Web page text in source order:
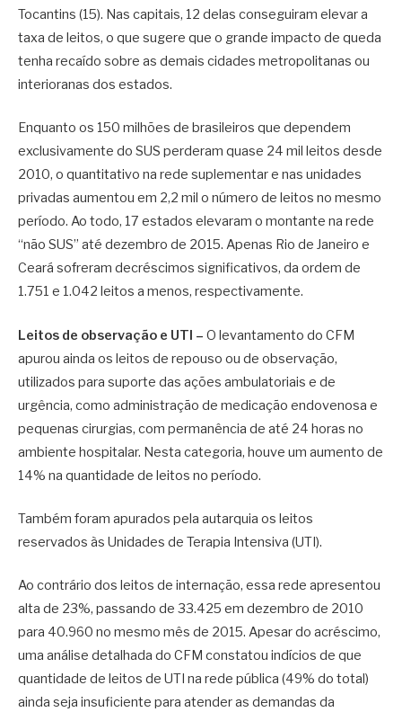
Tocantins (15). Nas capitais, 12 delas conseguiram elevar a
taxa de leitos, o que sugere que o grande impacto de queda
tenha recaído sobre as demais cidades metropolitanas ou
interioranas dos estados.
Enquanto os 150 milhões de brasileiros que dependem
exclusivamente do SUS perderam quase 24 mil leitos desde
2010, o quantitativo na rede suplementar e nas unidades
privadas aumentou em 2,2 mil o número de leitos no mesmo
período. Ao todo, 17 estados elevaram o montante na rede
“não SUS” até dezembro de 2015. Apenas Rio de Janeiro e
Ceará sofreram decréscimos significativos, da ordem de
1.751 e 1.042 leitos a menos, respectivamente.
Leitos de observação e UTI – O levantamento do CFM
apurou ainda os leitos de repouso ou de observação,
utilizados para suporte das ações ambulatoriais e de
urgência, como administração de medicação endovenosa e
pequenas cirurgias, com permanência de até 24 horas no
ambiente hospitalar. Nesta categoria, houve um aumento de
14% na quantidade de leitos no período.
Também foram apurados pela autarquia os leitos
reservados às Unidades de Terapia Intensiva (UTI).
Ao contrário dos leitos de internação, essa rede apresentou
alta de 23%, passando de 33.425 em dezembro de 2010
para 40.960 no mesmo mês de 2015. Apesar do acréscimo,
uma análise detalhada do CFM constatou indícios de que
quantidade de leitos de UTI na rede pública (49% do total)
ainda seja insuficiente para atender as demandas da